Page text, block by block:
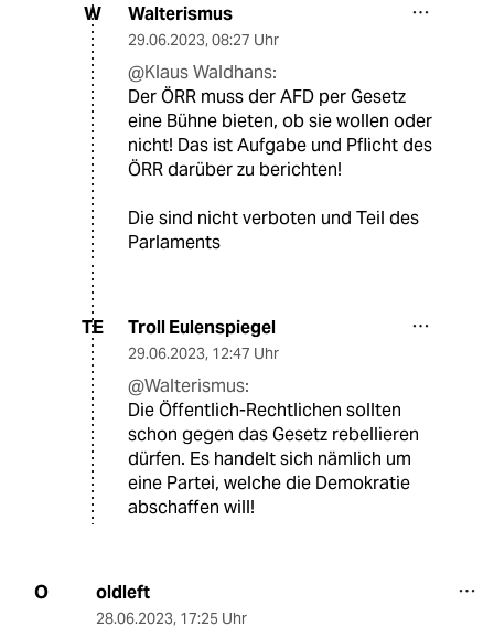
W Walterismus
29.06.2023, 08:27 Uhr
@Klaus Waldhans:
Der ÖRR muss der AFD per Gesetz
eine Bühne bieten, ob sie wollen oder
nicht! Das ist Aufgabe und Pflicht des
ÖRR darüber zu berichten!
Die sind nicht verboten und Teil des
Parlaments
TE Troll Eulenspiegel
29.06.2023, 12:47 Uhr
@Walterismus:
Die Öffentlich-Rechtlichen sollten
schon gegen das Gesetz rebellieren
dürfen. Es handelt sich nämlich um
eine Partei, welche die Demokratie
abschaffen will!
O oldleft
28.06.2023, 17:25 Uhr